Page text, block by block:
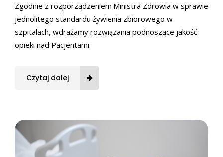
Zgodnie z rozporządzeniem Ministra Zdrowia w sprawie
jednolitego standardu żywienia zbiorowego w
szpitalach, wdrażamy rozwiązania podnoszące jakość
opieki nad Pacjentami.
Czytaj dalej